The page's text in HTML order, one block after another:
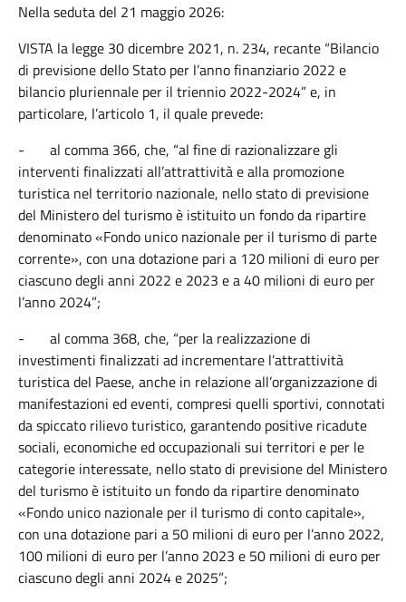
Nella seduta del 21 maggio 2026:
VISTA la legge 30 dicembre 2021, n. 234, recante “Bilancio
di previsione dello Stato per l’anno finanziario 2022 e
bilancio pluriennale per il triennio 2022-2024” e, in
particolare, l’articolo 1, il quale prevede:
- al comma 366, che, “al fine di razionalizzare gli
interventi finalizzati all’attrattività e alla promozione
turistica nel territorio nazionale, nello stato di previsione
del Ministero del turismo è istituito un fondo da ripartire
denominato «Fondo unico nazionale per il turismo di parte
corrente», con una dotazione pari a 120 milioni di euro per
ciascuno degli anni 2022 e 2023 e a 40 milioni di euro per
l’anno 2024”;
- al comma 368, che, “per la realizzazione di
investimenti finalizzati ad incrementare l’attrattività
turistica del Paese, anche in relazione all’organizzazione di
manifestazioni ed eventi, compresi quelli sportivi, connotati
da spiccato rilievo turistico, garantendo positive ricadute
sociali, economiche ed occupazionali sui territori e per le
categorie interessate, nello stato di previsione del Ministero
del turismo è istituito un fondo da ripartire denominato
«Fondo unico nazionale per il turismo di conto capitale»,
con una dotazione pari a 50 milioni di euro per l’anno 2022,
100 milioni di euro per l’anno 2023 e 50 milioni di euro per
ciascuno degli anni 2024 e 2025”;